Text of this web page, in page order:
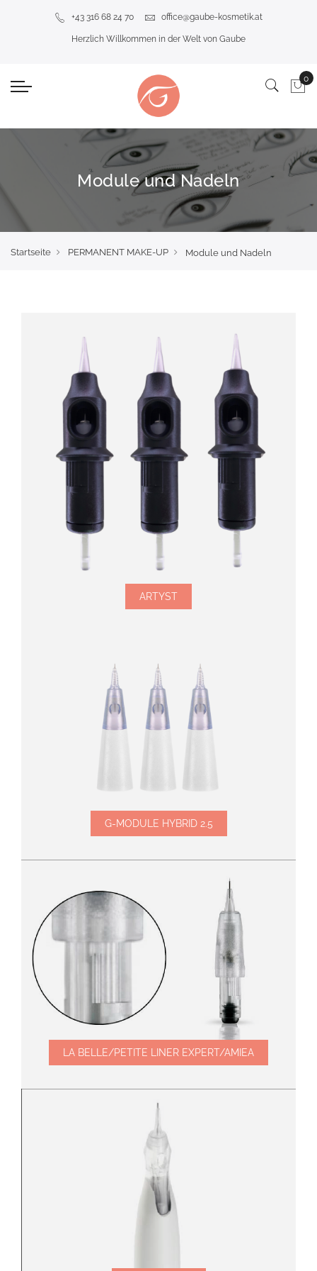
+43 316 68 24 70 office@gaube-kosmetik.at
Herzlich Willkommen in der Welt von Gaube
Module und Nadeln
Startseite PERMANENT MAKE-UP Module und Nadeln
ARTYST
G-MODULE HYBRID 2.5
LA BELLE/PETITE LINER EXPERT/AMIEA